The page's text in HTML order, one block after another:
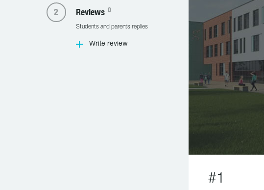
Reviews 0
Students and parents replies
Write review
#1